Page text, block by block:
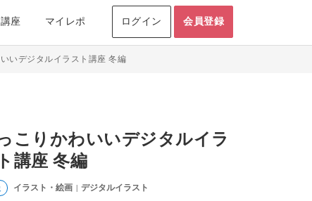
座 マイレポ ログイン 会員登録
いデジタルイラスト講座 冬編
こりかわいいデジタルイラ
講座 冬編
イラスト・絵画 | デジタルイラスト